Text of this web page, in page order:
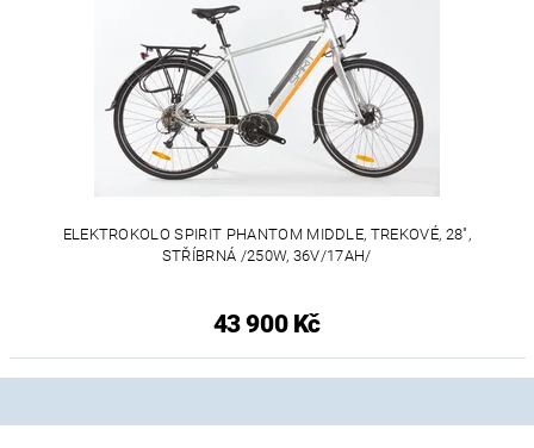
ELEKTROKOLO SPIRIT PHANTOM MIDDLE, TREKOVÉ, 28",
STŘÍBRNÁ /250W, 36V/17AH/
43 900 Kč